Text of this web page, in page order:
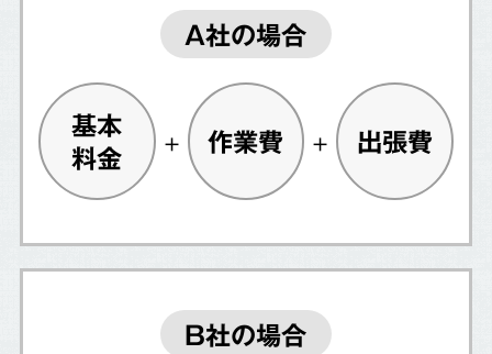
A社の場合
基本
料金
作業費 出張費
B社の場合